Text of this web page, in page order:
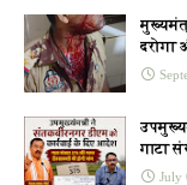
दरोगा
गाटा
July